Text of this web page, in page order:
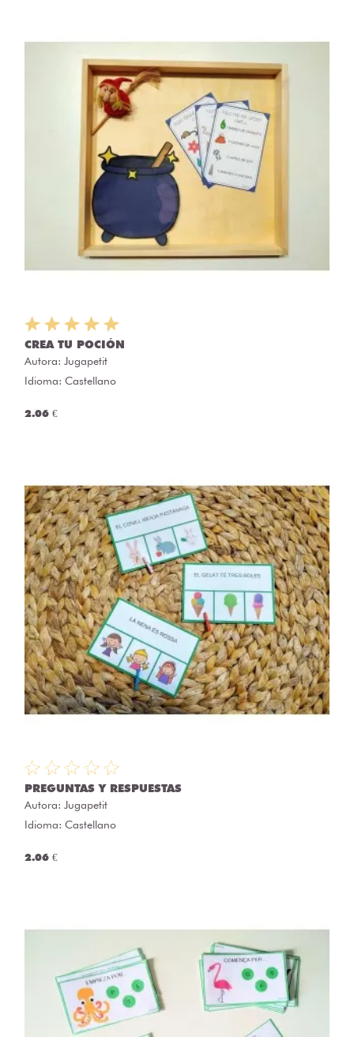
CREA TU POCIÓN
Autora: Jugapetit
Idioma: Castellano
2.06 €
PREGUNTAS Y RESPUESTAS
Autora: Jugapetit
Idioma: Castellano
2.06 €